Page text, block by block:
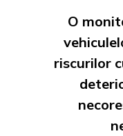
O
riscurilor